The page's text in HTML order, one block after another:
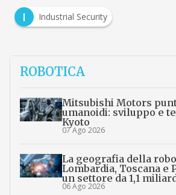
I
Industrial Security
ROBOTICA
Mitsubishi Motors
umanoidi: sviluppo e
Kyoto
07 Ago 2026
La geografia della
Lombardia, Toscana e
un settore da 1,1
06 Ago 2026